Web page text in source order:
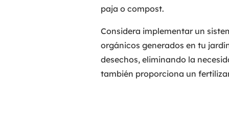
paja o compost.
Considera implementar un
orgánicos generados en tu
desechos, eliminando la
también proporciona un